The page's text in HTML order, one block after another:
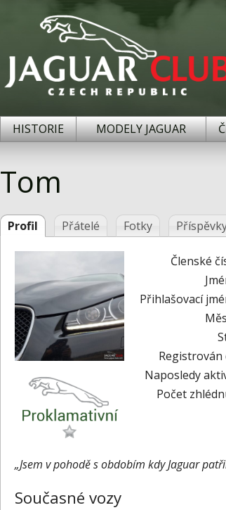
HISTORIE MODELY JAGUAR
Tom
Profil Přátelé Fotky
Členské
Přihlašovací
Registrován
Naposledy
Počet
„Jsem v pohodě s obdobím kdy Jaguar
Současné vozy